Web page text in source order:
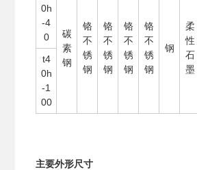
0h
-4
0
碳
素
钢
铬
不
锈
钢
铬
不
锈
钢
铬
不
锈
钢
铬
不
锈
钢
钢
柔
性
石
墨
t4
0h
-1
00
主要外形尺寸